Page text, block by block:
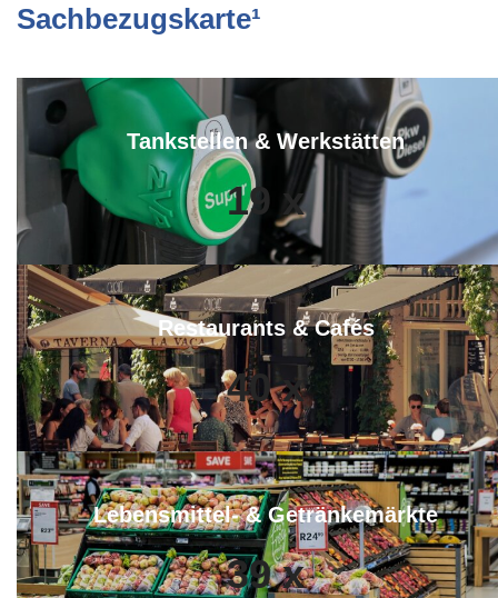
Sachbezugskarte¹
Tankstellen & Werkstätten
19 x
Restaurants & Cafés
40 x
Lebensmittel- & Getränkemärkte
39 x